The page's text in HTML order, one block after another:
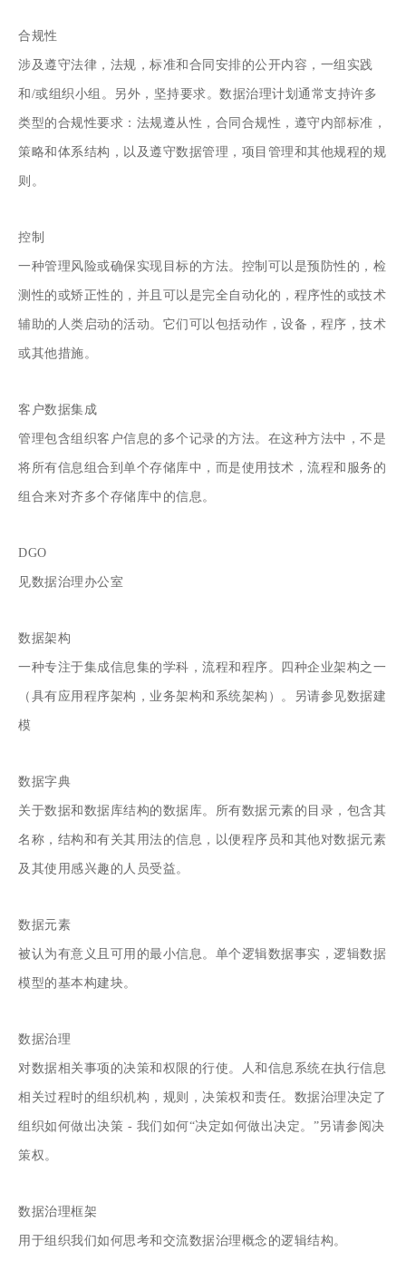
合规性
涉及遵守法律，法规，标准和合同安排的公开内容，一组实践
和/或组织小组。另外，坚持要求。数据治理计划通常支持许多
类型的合规性要求：法规遵从性，合同合规性，遵守内部标准，
策略和体系结构，以及遵守数据管理，项目管理和其他规程的规
则。
控制
一种管理风险或确保实现目标的方法。控制可以是预防性的，检
测性的或矫正性的，并且可以是完全自动化的，程序性的或技术
辅助的人类启动的活动。它们可以包括动作，设备，程序，技术
或其他措施。
客户数据集成
管理包含组织客户信息的多个记录的方法。在这种方法中，不是
将所有信息组合到单个存储库中，而是使用技术，流程和服务的
组合来对齐多个存储库中的信息。
DGO
见数据治理办公室
数据架构
一种专注于集成信息集的学科，流程和程序。四种企业架构之一
（具有应用程序架构，业务架构和系统架构）。另请参见数据建
模
数据字典
关于数据和数据库结构的数据库。所有数据元素的目录，包含其
名称，结构和有关其用法的信息，以便程序员和其他对数据元素
及其使用感兴趣的人员受益。
数据元素
被认为有意义且可用的最小信息。单个逻辑数据事实，逻辑数据
模型的基本构建块。
数据治理
对数据相关事项的决策和权限的行使。人和信息系统在执行信息
相关过程时的组织机构，规则，决策权和责任。数据治理决定了
组织如何做出决策 - 我们如何“决定如何做出决定。”另请参阅决
策权。
数据治理框架
用于组织我们如何思考和交流数据治理概念的逻辑结构。